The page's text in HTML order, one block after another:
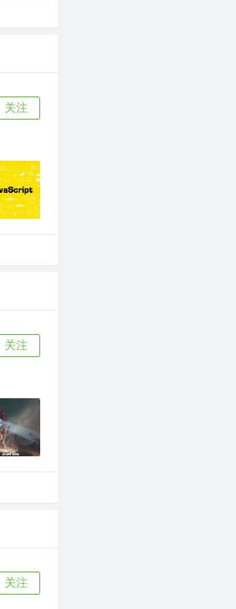
关注
关注
关注